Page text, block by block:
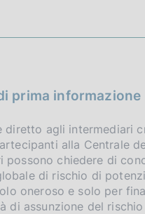
prima informazione
diretto agli intermediari
alla Centrale
possono chiedere di
di rischio di
oneroso e solo per
di assunzione del